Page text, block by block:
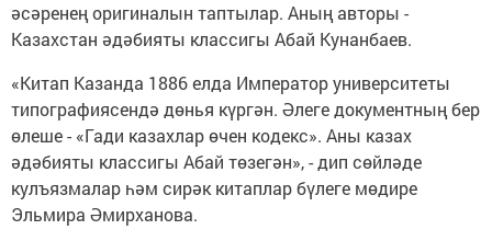
әсәренең оригиналын таптылар. Аның авторы -
Казахстан әдәбияты классигы Абай Кунанбаев.
«Китап Казанда 1886 елда Император университеты
типографиясендә дөнья күргән. Әлеге документның бер
өлеше - «Гади казахлар өчен кодекс». Аны казах
әдәбияты классигы Абай төзегән», - дип сөйләде
кулъязмалар һәм сирәк китаплар бүлеге мөдире
Эльмира Әмирханова.